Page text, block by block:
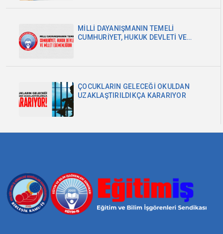
MİLLİ DAYANIŞMANIN TEMELİ
CUMHURİYET, HUKUK DEVLETİ VE
ÇOCUKLARIN GELECEĞİ OKULDAN
UZAKLAŞTIRILDIKÇA KARARIYOR